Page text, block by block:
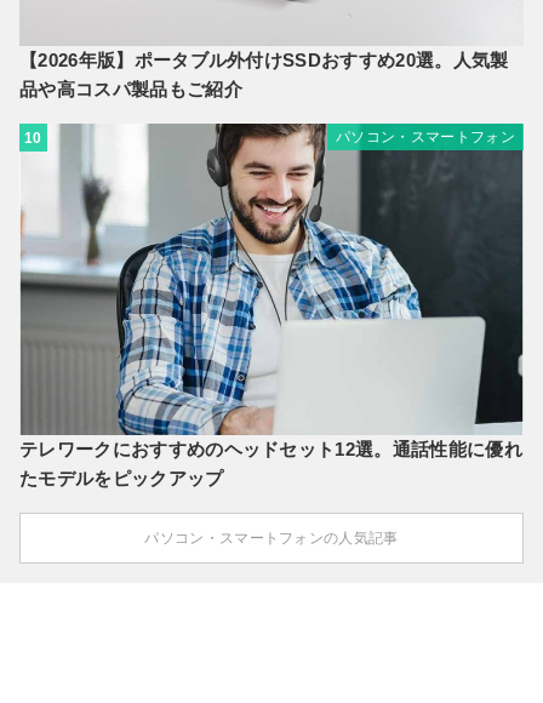
【2026年版】ポータブル外付けSSDおすすめ20選。人気製
品や高コスパ製品もご紹介
10 パソコン・スマートフォン
テレワークにおすすめのヘッドセット12選。通話性能に優れ
たモデルをピックアップ
パソコン・スマートフォンの人気記事